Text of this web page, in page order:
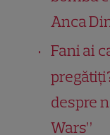
Anca
Fani ai
despre
Wars”